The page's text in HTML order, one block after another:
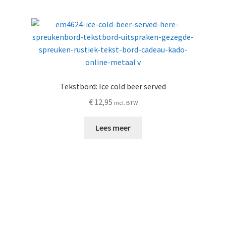
Tekstbord: Ice cold beer served
€12,95 incl. BTW
Lees meer